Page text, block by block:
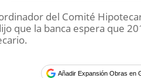
del Comité
que la banca espera que
Añadir Expansión Obras en